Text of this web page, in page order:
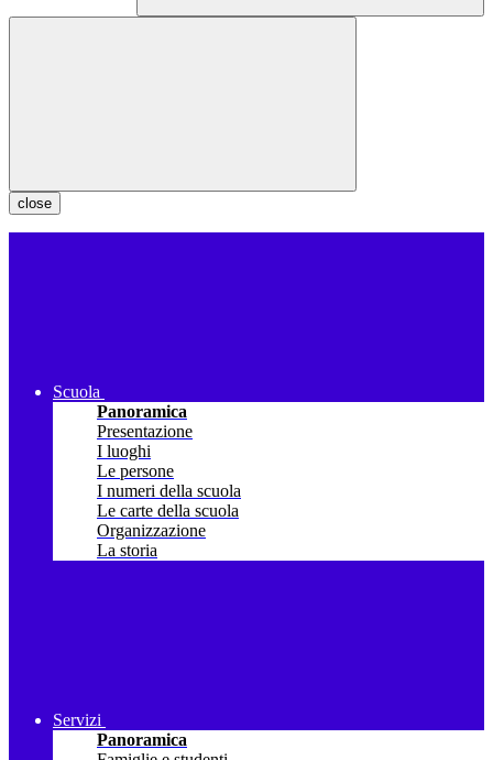
close
Scuola
Panoramica
Presentazione
I luoghi
Le persone
I numeri della scuola
Le carte della scuola
Organizzazione
La storia
Servizi
Panoramica